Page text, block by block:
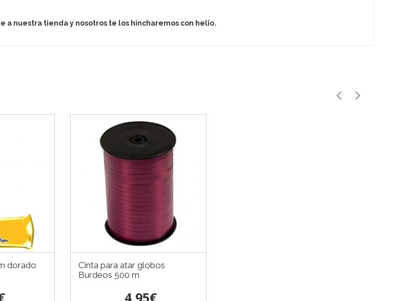
a nuestra tienda y nosotros te los hincharemos con helio.
dorado
Cinta para atar globos
Burdeos 500 m
4,95€